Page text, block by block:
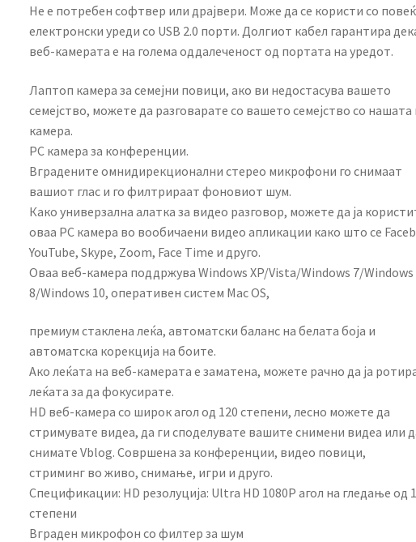
Не е потребен софтвер или драјвери. Може да се користи со
електронски уреди со USB 2.0 порти. Долгиот кабел гарантира
веб-камерата е на голема оддалеченост од портата на уредот.
Лаптоп камера за семејни повици, ако ви недостасува вашето
семејство, можете да разговарате со вашето семејство со нашата
камера.
PC камера за конференции.
Вградените омнидирекционални стерео микрофони го снимаат
вашиот глас и го филтрираат фоновиот шум.
Како универзална алатка за видео разговор, можете да ја
оваа PC камера во вообичаени видео апликации како што се
YouTube, Skype, Zoom, Face Time и друго.
Оваа веб-камера поддржува Windows XP/Vista/Windows 7/Windows
8/Windows 10, оперативен систем Mac OS,
премиум стаклена леќа, автоматски баланс на белата боја и
автоматска корекција на боите.
Ако леќата на веб-камерата е заматена, можете рачно да ја
леќата за да фокусирате.
HD веб-камера со широк агол од 120 степени, лесно можете да
стримувате видеа, да ги споделувате вашите снимени видеа или
снимате Vblog. Совршена за конференции, видео повици,
стриминг во живо, снимање, игри и друго.
Спецификации: HD резолуција: Ultra HD 1080P агол на гледање од
степени
Вграден микрофон со филтер за шум